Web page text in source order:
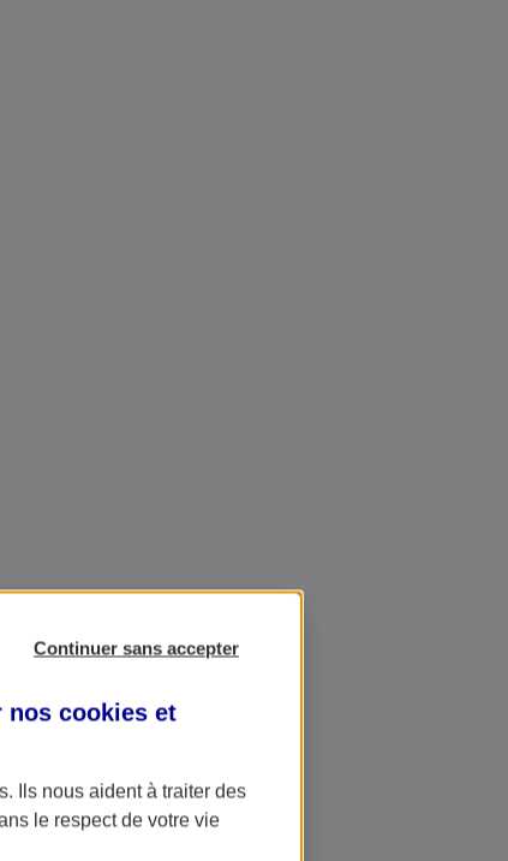
Continuer sans accepter
nos cookies et
. Ils nous aident à traiter des
le respect de votre vie